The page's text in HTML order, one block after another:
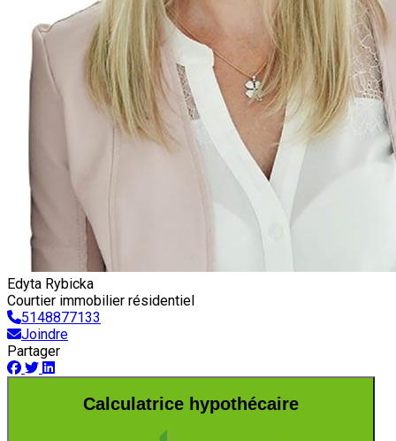
Edyta Rybicka
Courtier immobilier résidentiel
5148877133
Joindre
Partager
Calculatrice hypothécaire